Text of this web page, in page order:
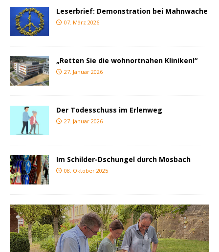
Leserbrief: Demonstration bei Mahnwache
07. März 2026
„Retten Sie die wohnortnahen Kliniken!“
27. Januar 2026
Der Todesschuss im Erlenweg
27. Januar 2026
Im Schilder-Dschungel durch Mosbach
08. Oktober 2025